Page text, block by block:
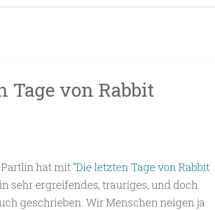
Tage von Rabbit
hat mit“Die letzten Tage von Rabbit
sehr ergreifendes, trauriges, und doch
geschrieben. Wir Menschen neigen ja